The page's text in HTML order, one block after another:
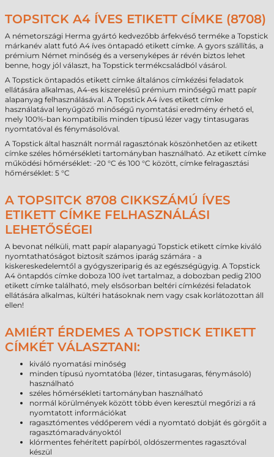
TOPSITCK A4 ÍVES ETIKETT CÍMKE (8708)
A németországi Herma gyártó kedvezőbb árfekvéső terméke a Topstick
márkanév alatt futó A4 íves öntapadó etikett címke. A gyors szállítás, a
prémium Német minőség és a versenyképes ár révén biztos lehet
benne, hogy jól választ, ha Topstick termékcsaládból vásárol.
A Topstick öntapadós etikett címke általános címkézési feladatok
ellátására alkalmas, A4-es kiszerelésű prémium minőségű matt papír
alapanyag felhasználásával. A Topstick A4 íves etikett címke
használatával lenyűgöző minőségű nyomtatási eredmény érhető el,
mely 100%-ban kompatibilis minden típusú lézer vagy tintasugaras
nyomtatóval és fénymásolóval.
A Topstick által használt normál ragasztónak köszönhetően az etikett
címke széles hőmérsékleti tartományban használható. Az etikett címke
működési hőmérséklet: -20 °C és 100 °C között, címke felragasztási
hőmérséklet: 5 °C
A TOPSITCK 8708 CIKKSZÁMÚ ÍVES
ETIKETT CÍMKE FELHASZNÁLÁSI
LEHETŐSÉGEI
A bevonat nélküli, matt papír alapanyagú Topstick etikett címke kiváló
nyomtathatóságot biztosít számos iparág számára - a
kiskereskedelemtől a gyógyszeriparig és az egészségügyig. A Topstick
A4 öntapdós címke doboza 100 ívet tartalmaz, a dobozban pedig 2100
etikett címke található, mely elsősorban beltéri címkézési feladatok
ellátására alkalmas, kültéri hatásoknak nem vagy csak korlátozottan áll
ellen!
AMIÉRT ÉRDEMES A TOPSTICK ETIKETT
CÍMKÉT VÁLASZTANI:
kiváló nyomatási minőség
minden típusú nyomtatóba (lézer, tintasugaras, fénymásoló)
használható
széles hőmérsékleti tartományban használható
normál körülmények között több éven keresztül megőrizi a rá
nyomtatott információkat
ragasztómentes védőperem védi a nyomtató dobját és görgőit a
ragasztómaradványoktól
klórmentes fehérített papírból, oldószermentes ragasztóval
készül